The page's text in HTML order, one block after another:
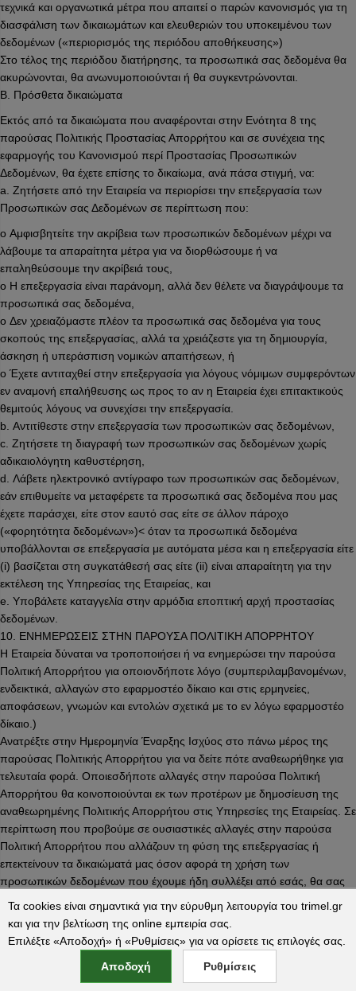
τεχνικά και οργανωτικά μέτρα που απαιτεί ο παρών κανονισμός για τη
διασφάλιση των δικαιωμάτων και ελευθεριών του υποκειμένου των
δεδομένων («περιορισμός της περιόδου αποθήκευσης»)
Στο τέλος της περιόδου διατήρησης, τα προσωπικά σας δεδομένα θα
ακυρώνονται, θα ανωνυμοποιούνται ή θα συγκεντρώνονται.
B. Πρόσθετα δικαιώματα
Εκτός από τα δικαιώματα που αναφέρονται στην Ενότητα 8 της
παρούσας Πολιτικής Προστασίας Απορρήτου και σε συνέχεια της
εφαρμογής του Κανονισμού περί Προστασίας Προσωπικών
Δεδομένων, θα έχετε επίσης το δικαίωμα, ανά πάσα στιγμή, να:
a. Ζητήσετε από την Εταιρεία να περιορίσει την επεξεργασία των
Προσωπικών σας Δεδομένων σε περίπτωση που:
o Αμφισβητείτε την ακρίβεια των προσωπικών δεδομένων μέχρι να
λάβουμε τα απαραίτητα μέτρα για να διορθώσουμε ή να
επαληθεύσουμε την ακρίβειά τους,
o Η επεξεργασία είναι παράνομη, αλλά δεν θέλετε να διαγράψουμε τα
προσωπικά σας δεδομένα,
o Δεν χρειαζόμαστε πλέον τα προσωπικά σας δεδομένα για τους
σκοπούς της επεξεργασίας, αλλά τα χρειάζεστε για τη δημιουργία,
άσκηση ή υπεράσπιση νομικών απαιτήσεων, ή
o Έχετε αντιταχθεί στην επεξεργασία για λόγους νόμιμων συμφερόντων
εν αναμονή επαλήθευσης ως προς το αν η Εταιρεία έχει επιτακτικούς
θεμιτούς λόγους να συνεχίσει την επεξεργασία.
b. Αντιτίθεστε στην επεξεργασία των προσωπικών σας δεδομένων,
c. Ζητήσετε τη διαγραφή των προσωπικών σας δεδομένων χωρίς
αδικαιολόγητη καθυστέρηση,
d. Λάβετε ηλεκτρονικό αντίγραφο των προσωπικών σας δεδομένων,
εάν επιθυμείτε να μεταφέρετε τα προσωπικά σας δεδομένα που μας
έχετε παράσχει, είτε στον εαυτό σας είτε σε άλλον πάροχο
(«φορητότητα δεδομένων»)< όταν τα προσωπικά δεδομένα
υποβάλλονται σε επεξεργασία με αυτόματα μέσα και η επεξεργασία είτε
(i) βασίζεται στη συγκατάθεσή σας είτε (ii) είναι απαραίτητη για την
εκτέλεση της Υπηρεσίας της Εταιρείας, και
e. Υποβάλετε καταγγελία στην αρμόδια εποπτική αρχή προστασίας
δεδομένων.
10. ΕΝΗΜΕΡΩΣΕΙΣ ΣΤΗΝ ΠΑΡΟΥΣΑ ΠΟΛΙΤΙΚΗ ΑΠΟΡΡΗΤΟΥ
Η Εταιρεία δύναται να τροποποιήσει ή να ενημερώσει την παρούσα
Πολιτική Απορρήτου για οποιονδήποτε λόγο (συμπεριλαμβανομένων,
ενδεικτικά, αλλαγών στο εφαρμοστέο δίκαιο και στις ερμηνείες,
αποφάσεων, γνωμών και εντολών σχετικά με το εν λόγω εφαρμοστέο
δίκαιο.)
Ανατρέξτε στην Ημερομηνία Έναρξης Ισχύος στο πάνω μέρος της
παρούσας Πολιτικής Απορρήτου για να δείτε πότε αναθεωρήθηκε για
τελευταία φορά. Οποιεσδήποτε αλλαγές στην παρούσα Πολιτική
Απορρήτου θα κοινοποιούνται εκ των προτέρων με δημοσίευση της
αναθεωρημένης Πολιτικής Απορρήτου στις Υπηρεσίες της Εταιρείας. Σε
περίπτωση που προβούμε σε ουσιαστικές αλλαγές στην παρούσα
Πολιτική Απορρήτου που αλλάζουν τη φύση της επεξεργασίας ή
επεκτείνουν τα δικαιώματά μας όσον αφορά τη χρήση των
προσωπικών δεδομένων που έχουμε ήδη συλλέξει από εσάς, θα σας
ειδοποιήσουμε και θα σας παράσχουμε μια επιλογή σχετικά με τη
μελλοντική χρήση των εν λόγω προσωπικών δεδομένων, όπως μπορεί
να απαιτείται από την ισχύουσα νομοθεσία.
Τα cookies είναι σημαντικά για την εύρυθμη λειτουργία του trimel.gr
και για την βελτίωση της online εμπειρία σας.
Επιλέξτε «Αποδοχή» ή «Ρυθμίσεις» για να ορίσετε τις επιλογές σας.
Αποδοχή
Ρυθμίσεις